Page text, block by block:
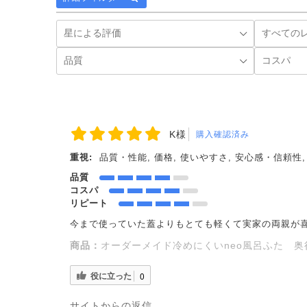
K様 購入確認済み
重視:
品質・性能, 価格, 使いやすさ, 安心感・信頼
品質
コスパ
リピート
今まで使っていた蓋よりもとても軽くて実家の両親が
商品： オーダーメイド冷めにくいneo風呂ふた
役に立った 0